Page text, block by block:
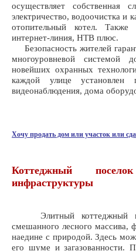
осуществляет собственная
электричество, водоочистка и
отопительный котел. Также
интернет-линия, НТВ плюс.
Безопасность жителей
многоуровневой системой
новейших охранных
каждой улице
видеонаблюдения, дома
Хочу продать дом или участок или
Коттеджный
инфраструктуры
Элитный коттеджный
смешанного лесного массива,
наедине с природой. Здесь
его шуме и загазованности.